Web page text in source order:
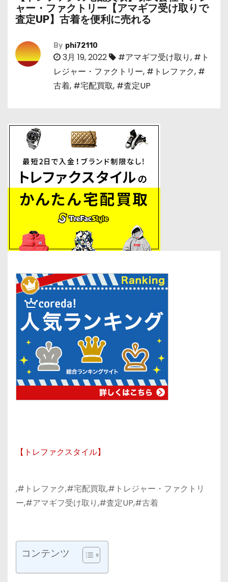
ャー・ファクトリー【アマギフ受け取りで
査定UP】古着を便利に売れる
By phi72110
3月 19, 2022 #アマギフ受け取り, #ト
レジャー・ファクトリー, #トレファク, #
古着, #宅配買取, #査定UP
【トレファクスタイル】
,#トレファク,#宅配買取,#トレジャー・ファクトリ
ー,#アマギフ受け取り,#査定UP,#古着
コンテンツ